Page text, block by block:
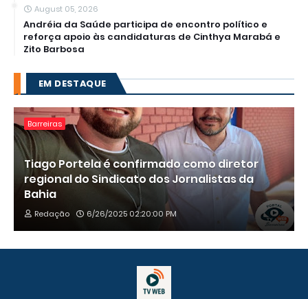
August 05, 2026
Andréia da Saúde participa de encontro político e
reforça apoio às candidaturas de Cinthya Marabá e
Zito Barbosa
EM DESTAQUE
Barreiras
Tiago Portela é confirmado como diretor
regional do Sindicato dos Jornalistas da
Bahia
Redação 6/26/2025 02:20:00 PM